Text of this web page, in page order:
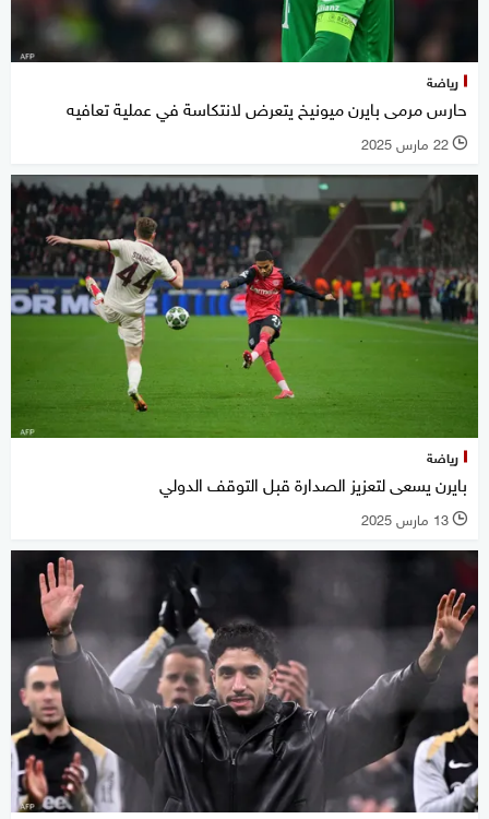
رياضة
حارس مرمى بايرن ميونيخ يتعرض لانتكاسة في عملية تعافيه
l 22 مارس 2025
رياضة
بايرن يسعى لتعزيز الصدارة قبل التوقف الدولي
l 13 مارس 2025